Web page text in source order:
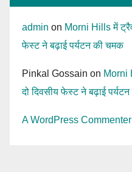
admin on Morni Hills में
फेस्ट ने बढ़ाई पर्यटन की चमक
Pinkal Gossain on Morni
दो दिवसीय फेस्ट ने बढ़ाई
A WordPress Commenter